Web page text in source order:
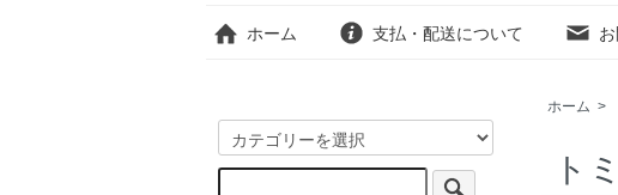
ホーム 支払・配送について
ホーム >
ト